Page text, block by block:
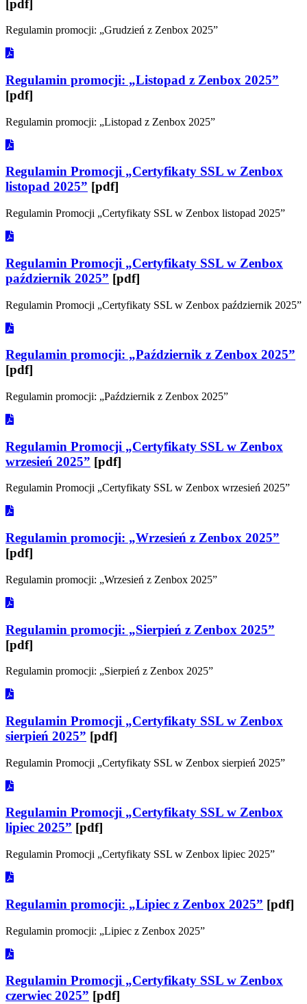
[pdf]
Regulamin promocji: „Grudzień z Zenbox 2025”
Regulamin promocji: „Listopad z Zenbox 2025”
[pdf]
Regulamin promocji: „Listopad z Zenbox 2025”
Regulamin Promocji „Certyfikaty SSL w Zenbox
listopad 2025” [pdf]
Regulamin Promocji „Certyfikaty SSL w Zenbox listopad 2025”
Regulamin Promocji „Certyfikaty SSL w Zenbox
październik 2025” [pdf]
Regulamin Promocji „Certyfikaty SSL w Zenbox październik 2025”
Regulamin promocji: „Październik z Zenbox 2025”
[pdf]
Regulamin promocji: „Październik z Zenbox 2025”
Regulamin Promocji „Certyfikaty SSL w Zenbox
wrzesień 2025” [pdf]
Regulamin Promocji „Certyfikaty SSL w Zenbox wrzesień 2025”
Regulamin promocji: „Wrzesień z Zenbox 2025”
[pdf]
Regulamin promocji: „Wrzesień z Zenbox 2025”
Regulamin promocji: „Sierpień z Zenbox 2025”
[pdf]
Regulamin promocji: „Sierpień z Zenbox 2025”
Regulamin Promocji „Certyfikaty SSL w Zenbox
sierpień 2025” [pdf]
Regulamin Promocji „Certyfikaty SSL w Zenbox sierpień 2025”
Regulamin Promocji „Certyfikaty SSL w Zenbox
lipiec 2025” [pdf]
Regulamin Promocji „Certyfikaty SSL w Zenbox lipiec 2025”
Regulamin promocji: „Lipiec z Zenbox 2025” [pdf]
Regulamin promocji: „Lipiec z Zenbox 2025”
Regulamin Promocji „Certyfikaty SSL w Zenbox
czerwiec 2025” [pdf]